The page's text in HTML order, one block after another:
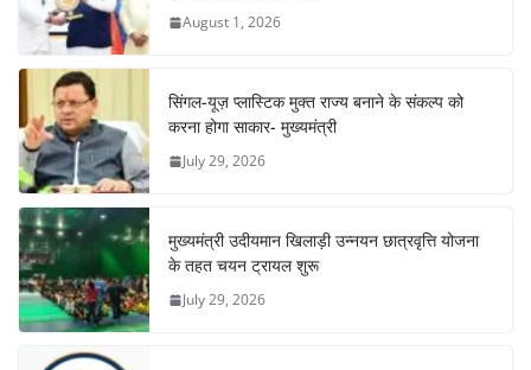
August 1, 2026
सिंगल-यूज़ प्लास्टिक मुक्त राज्य बनाने के संकल्प को
करना होगा साकार- मुख्यमंत्री
July 29, 2026
मुख्यमंत्री उदीयमान खिलाड़ी उन्नयन छात्रवृत्ति योजना
के तहत चयन ट्रायल शुरू
July 29, 2026